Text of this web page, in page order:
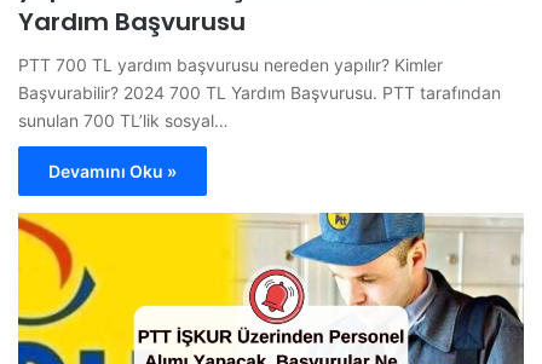
Yardım Başvurusu
PTT 700 TL yardım başvurusu nereden yapılır? Kimler
Başvurabilir? 2024 700 TL Yardım Başvurusu. PTT tarafından
sunulan 700 TL’lik sosyal…
Devamını Oku »